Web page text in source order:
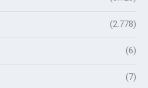
(2.778)
(6)
(7)